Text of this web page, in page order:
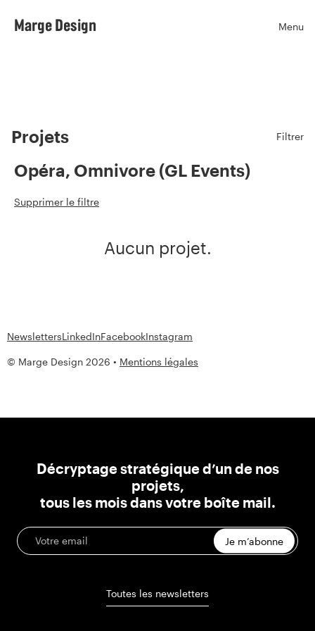
Marge Design Menu
Projets Filtrer
Opéra, Omnivore (GL Events)
Supprimer le filtre
Aucun projet.
© Marge Design 2026 • Mentions légales
NewslettersLinkedInFacebookInstagram
Décryptage stratégique d’un de nos
projets,
tous les mois dans votre boîte mail.
Je m’abonne
Toutes les newsletters